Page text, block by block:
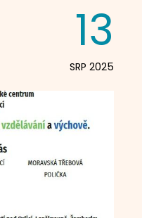
13
SRP 2025